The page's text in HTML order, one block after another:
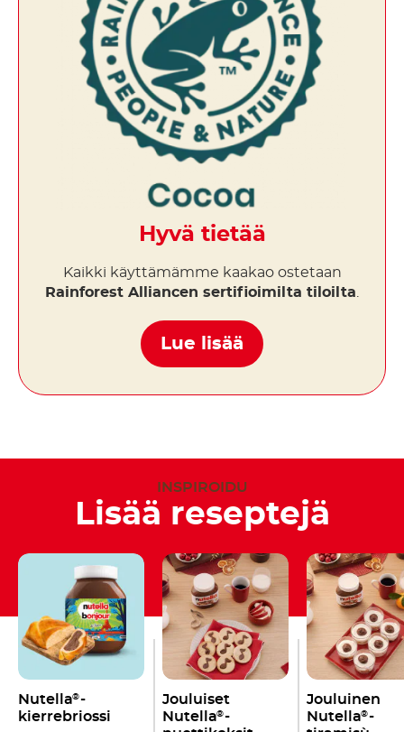
Hyvä tietää
Kaikki käyttämämme kaakao ostetaan
Rainforest Alliancen sertifioimilta tiloilta
Lue lisää
INSPIROIDU
Lisää reseptejä
Nutella®-
kierrebriossi
Jouluiset
Nutella®-
Jouluinen
Nutella®-